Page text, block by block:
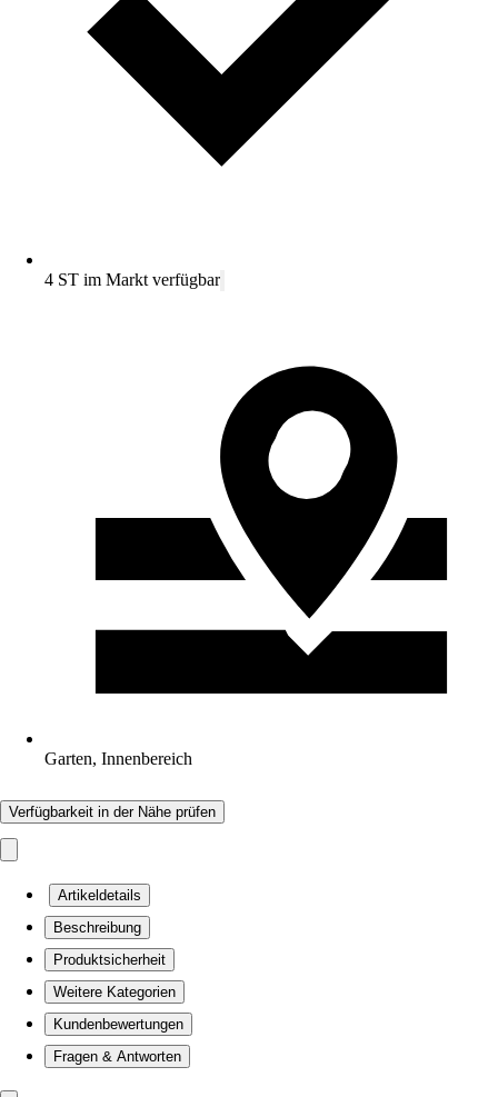
4 ST im Markt verfügbar
Garten, Innenbereich
Verfügbarkeit in der Nähe prüfen
Artikeldetails
Beschreibung
Produktsicherheit
Weitere Kategorien
Kundenbewertungen
Fragen & Antworten